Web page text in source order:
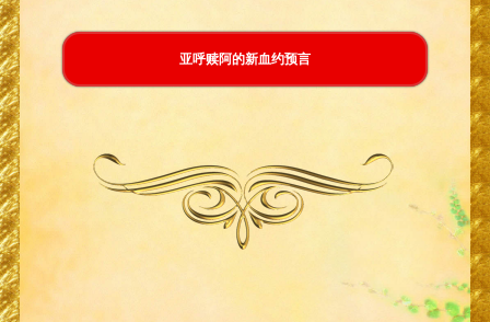
亚呼赎阿的新血约预言